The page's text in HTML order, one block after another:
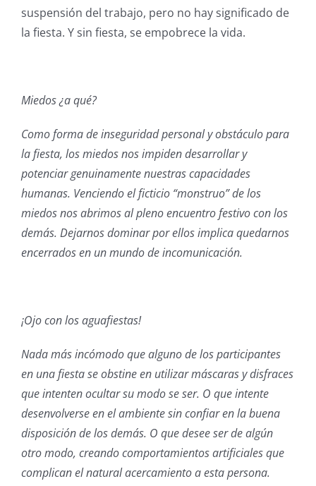
suspensión del trabajo, pero no hay significado de
la fiesta. Y sin fiesta, se empobrece la vida.
Miedos ¿a qué?
Como forma de inseguridad personal y obstáculo para
la fiesta, los miedos nos impiden desarrollar y
potenciar genuinamente nuestras capacidades
humanas. Venciendo el ficticio “monstruo” de los
miedos nos abrimos al pleno encuentro festivo con los
demás. Dejarnos dominar por ellos implica quedarnos
encerrados en un mundo de incomunicación.
¡Ojo con los aguafiestas!
Nada más incómodo que alguno de los participantes
en una fiesta se obstine en utilizar máscaras y disfraces
que intenten ocultar su modo se ser. O que intente
desenvolverse en el ambiente sin confiar en la buena
disposición de los demás. O que desee ser de algún
otro modo, creando comportamientos artificiales que
complican el natural acercamiento a esta persona.